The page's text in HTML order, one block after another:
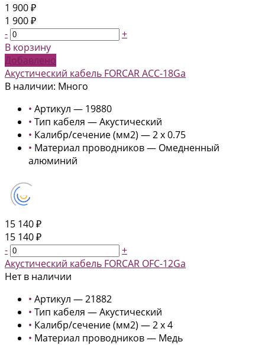
1 900 ₽
1 900 ₽
-
+
В корзину
Добавлено
Акустический кабель FORCAR ACC-18Ga
В наличии: Много
• Артикул — 19880
• Тип кабеля — Акустический
• Калибр/сечение (мм2) — 2 x 0.75
• Материал проводников — Омедненный
алюминий
15 140 ₽
15 140 ₽
-
+
Акустический кабель FORCAR OFC-12Ga
Нет в наличии
• Артикул — 21882
• Тип кабеля — Акустический
• Калибр/сечение (мм2) — 2 х 4
• Материал проводников — Медь